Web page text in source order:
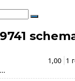
1,00 1